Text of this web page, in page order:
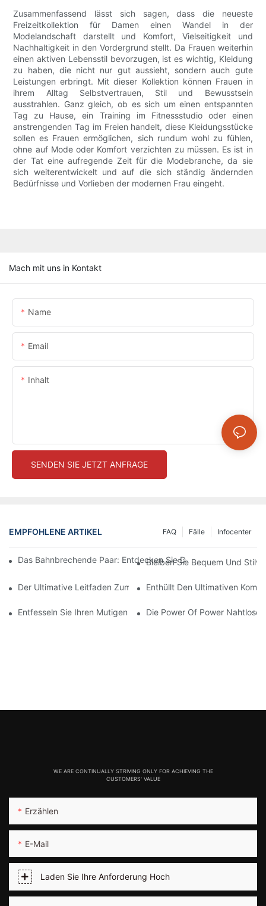
Zusammenfassend lässt sich sagen, dass die neueste
Freizeitkollektion für Damen einen Wandel in der
Modelandschaft darstellt und Komfort, Vielseitigkeit und
Nachhaltigkeit in den Vordergrund stellt. Da Frauen weiterhin
einen aktiven Lebensstil bevorzugen, ist es wichtig, Kleidung
zu haben, die nicht nur gut aussieht, sondern auch gute
Leistungen erbringt. Mit dieser Kollektion können Frauen in
ihrem Alltag Selbstvertrauen, Stil und Bewusstsein
ausstrahlen. Ganz gleich, ob es sich um einen entspannten
Tag zu Hause, ein Training im Fitnessstudio oder einen
anstrengenden Tag im Freien handelt, diese Kleidungsstücke
sollen es Frauen ermöglichen, sich rundum wohl zu fühlen,
ohne auf Mode oder Komfort verzichten zu müssen. Es ist in
der Tat eine aufregende Zeit für die Modebranche, da sie
sich weiterentwickelt und auf die sich ständig ändernden
Bedürfnisse und Vorlieben der modernen Frau eingeht.
Mach mit uns in Kontakt
Name
Email
Inhalt
SENDEN SIE JETZT ANFRAGE
EMPFOHLENE ARTIKEL Infocenter
Fälle
FAQ
Das Bahnbrechende Paar: Entdecken Sie Die Welt Der
Bleiben Sie Bequem Und
Der Ultimative Leitfaden Zum Finden Der Perfekten Nahtlosen
Enthüllt Den Ultimativen
Entfesseln Sie Ihren Mutigen Stil Mit Knisternden Roten
Die Power Of Power
WE ARE CONTINUALLY STRIVING ONLY FOR ACHIEVING THE
CUSTOMERS' VALUE
Erzählen
E-Mail
Laden Sie Ihre Anforderung Hoch